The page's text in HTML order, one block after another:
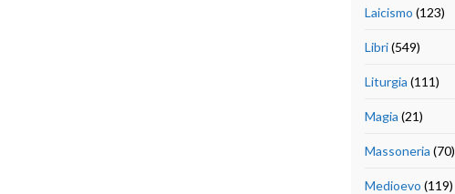
Laicismo (123)
Libri(549)
Liturgia (111)
Magia (21)
Massoneria (70)
Medioevo (119)